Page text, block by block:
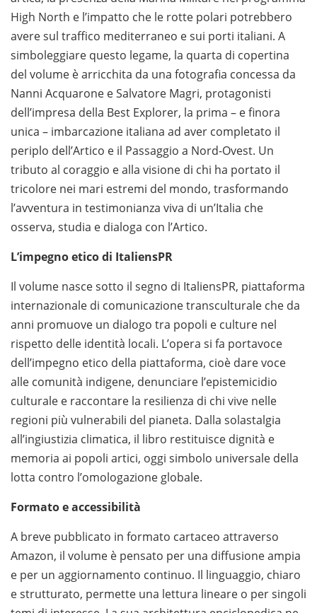
High North e l’impatto che le rotte polari potrebbero
avere sul traffico mediterraneo e sui porti italiani. A
simboleggiare questo legame, la quarta di copertina
del volume è arricchita da una fotografia concessa da
Nanni Acquarone e Salvatore Magri, protagonisti
dell’impresa della Best Explorer, la prima – e finora
unica – imbarcazione italiana ad aver completato il
periplo dell’Artico e il Passaggio a Nord-Ovest. Un
tributo al coraggio e alla visione di chi ha portato il
tricolore nei mari estremi del mondo, trasformando
l’avventura in testimonianza viva di un’Italia che
osserva, studia e dialoga con l’Artico.
L’impegno etico di ItaliensPR
Il volume nasce sotto il segno di ItaliensPR, piattaforma
internazionale di comunicazione transculturale che da
anni promuove un dialogo tra popoli e culture nel
rispetto delle identità locali. L’opera si fa portavoce
dell’impegno etico della piattaforma, cioè dare voce
alle comunità indigene, denunciare l’epistemicidio
culturale e raccontare la resilienza di chi vive nelle
regioni più vulnerabili del pianeta. Dalla solastalgia
all’ingiustizia climatica, il libro restituisce dignità e
memoria ai popoli artici, oggi simbolo universale della
lotta contro l’omologazione globale.
Formato e accessibilità
A breve pubblicato in formato cartaceo attraverso
Amazon, il volume è pensato per una diffusione ampia
e per un aggiornamento continuo. Il linguaggio, chiaro
e strutturato, permette una lettura lineare o per singoli